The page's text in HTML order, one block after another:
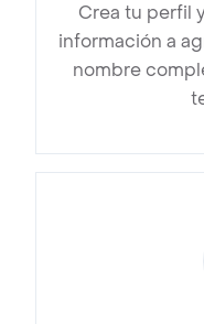
Crea tu perfil
información a
nombre